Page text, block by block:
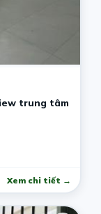
trung tâm
Xem chi tiết →